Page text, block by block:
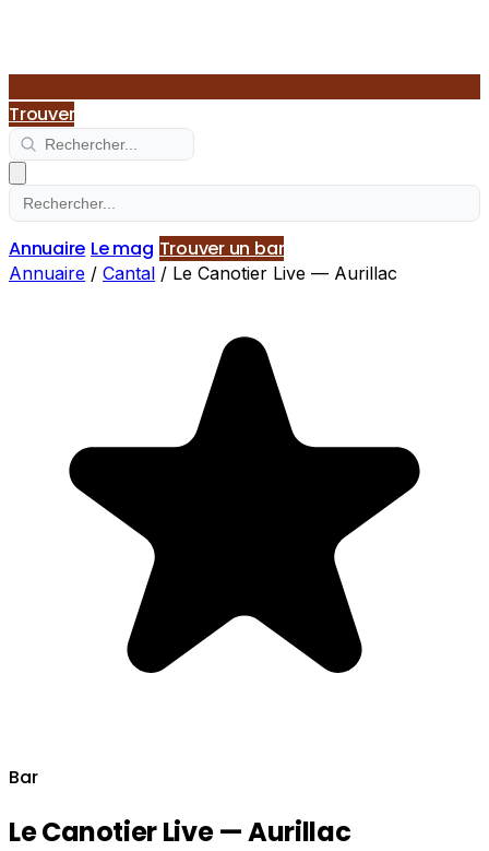
Trouver
Annuaire Le mag Trouver un bar
Annuaire / Cantal / Le Canotier Live — Aurillac
Bar
Le Canotier Live — Aurillac